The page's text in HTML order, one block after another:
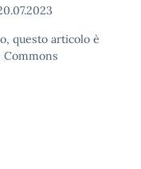
questo articolo è
Commons